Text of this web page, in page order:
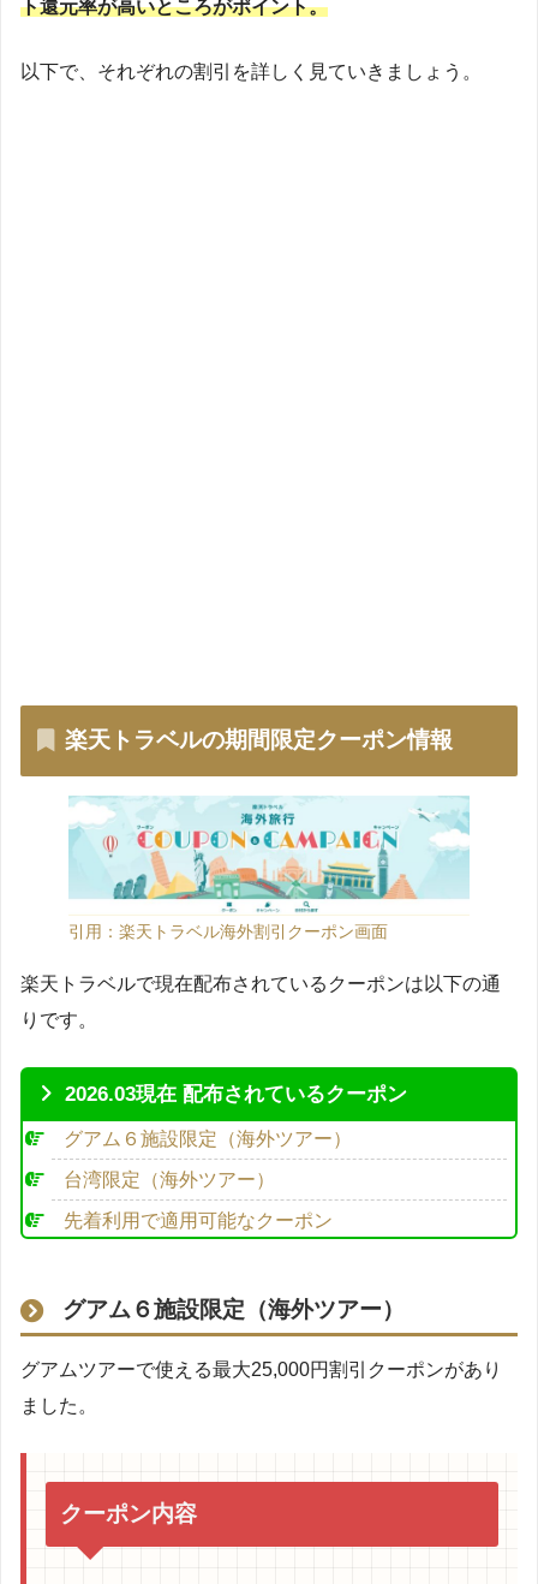
ト還元率が高いところがポイント。
以下で、それぞれの割引を詳しく見ていきましょう。
楽天トラベルの期間限定クーポン情報
引用：楽天トラベル海外割引クーポン画面
楽天トラベルで現在配布されているクーポンは以下の通
りです。
2026.03現在 配布されているクーポン
グアム６施設限定（海外ツアー）
台湾限定（海外ツアー）
先着利用で適用可能なクーポン
グアム６施設限定（海外ツアー）
グアムツアーで使える最大25,000円割引クーポンがあり
ました。
クーポン内容